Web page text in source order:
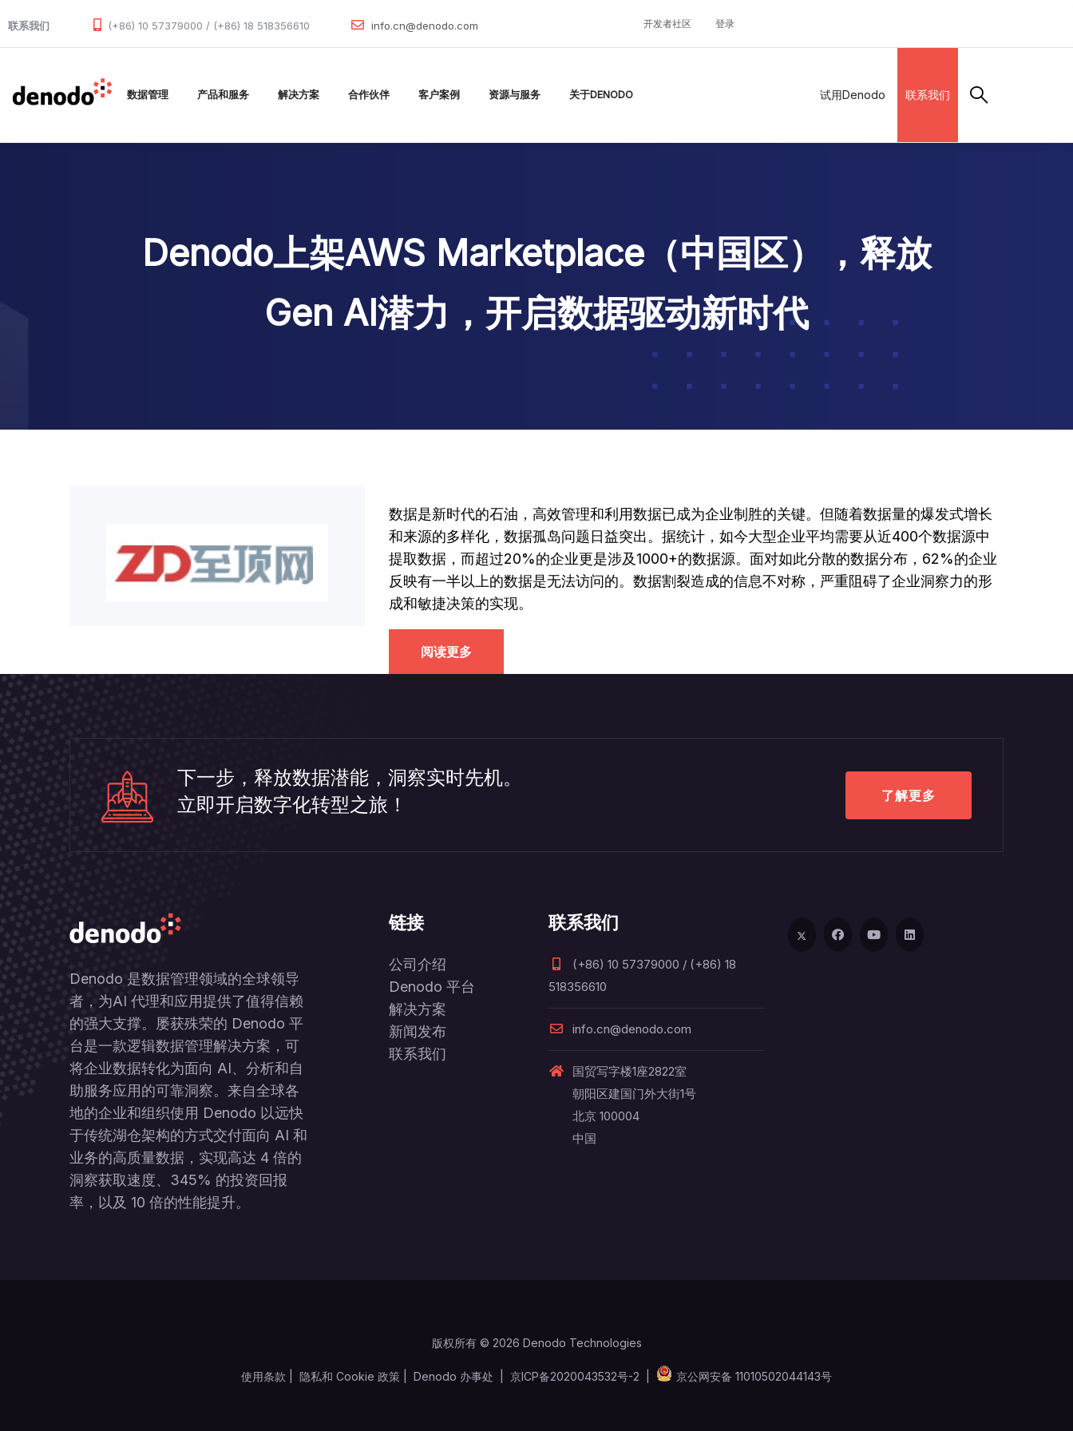
联系我们 (+86) 10 57379000 / (+86) 18 518356610 info.cn@denodo.com 开发者社区 登录
数据管理 产品和服务 解决方案 合作伙伴 客户案例 资源与服务 关于DENODO 试用Denodo 联系我们
Denodo上架AWS Marketplace（中国区），释放
Gen AI潜力，开启数据驱动新时代
数据是新时代的石油，高效管理和利用数据已成为企业制胜的关键。但随着数据量的爆发式增长
和来源的多样化，数据孤岛问题日益突出。据统计，如今大型企业平均需要从近400个数据源中
提取数据，而超过20%的企业更是涉及1000+的数据源。面对如此分散的数据分布，62%的企业
反映有一半以上的数据是无法访问的。数据割裂造成的信息不对称，严重阻碍了企业洞察力的形
成和敏捷决策的实现。
阅读更多
下一步，释放数据潜能，洞察实时先机。
立即开启数字化转型之旅！
了解更多
Denodo 是数据管理领域的全球领导
者，为AI 代理和应用提供了值得信赖
的强大支撑。屡获殊荣的 Denodo 平
台是一款逻辑数据管理解决方案，可
将企业数据转化为面向 AI、分析和自
助服务应用的可靠洞察。来自全球各
地的企业和组织使用 Denodo 以远快
于传统湖仓架构的方式交付面向 AI 和
业务的高质量数据，实现高达 4 倍的
洞察获取速度、345% 的投资回报
率，以及 10 倍的性能提升。
链接
公司介绍
Denodo 平台
解决方案
新闻发布
联系我们
联系我们
(+86) 10 57379000 / (+86) 18
518356610
info.cn@denodo.com
国贸写字楼1座2822室
朝阳区建国门外大街1号
北京 100004
中国
版权所有 © 2026 Denodo Technologies
使用条款 隐私和 Cookie 政策 Denodo 办事处 京ICP备2020043532号-2 京公网安备 11010502044143号